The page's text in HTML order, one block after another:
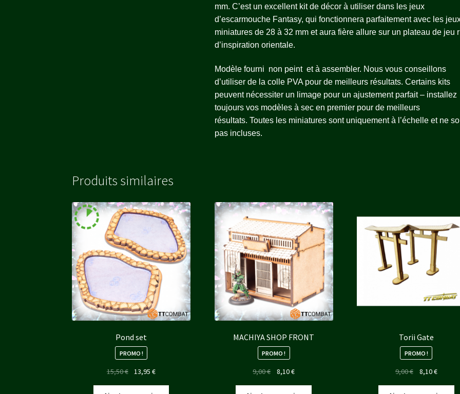
mm. C’est un excellent kit de décor à utiliser dans les jeux
d’escarmouche Fantasy, qui fonctionnera parfaitement avec les
miniatures de 28 à 32 mm et aura fière allure sur un plateau de jeu
d’inspiration orientale.
Modèle fourni non peint et à assembler. Nous vous conseillons
d’utiliser de la colle PVA pour de meilleurs résultats. Certains kits
peuvent nécessiter un limage pour un ajustement parfait – installez
toujours vos modèles à sec en premier pour de meilleurs
résultats. Toutes les miniatures sont uniquement à l’échelle et ne
pas incluses.
Produits similaires
Pond set
PROMO !
15,50€
Le13,95€Le
MACHIYA SHOP FRONT
PROMO !
9,00€
Le8,10€Le
Torii Gate
PROMO !
9,00€
Le8,10€Le